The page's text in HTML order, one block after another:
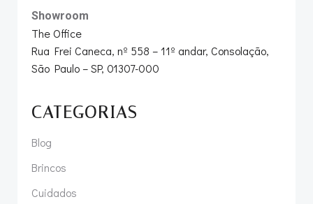
Showroom
The Office
Rua Frei Caneca, nº 558 – 11º andar, Consolação,
São Paulo – SP, 01307-000
CATEGORIAS
Blog
Brincos
Cuidados